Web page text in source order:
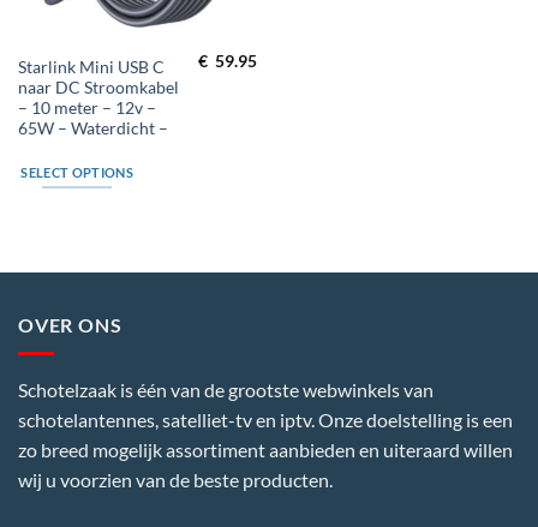
Starlink Mini USB C
naar DC Stroomkabel
– 10 meter – 12v –
65W – Waterdicht –
€ 59.95
SELECT OPTIONS
OVER ONS
Schotelzaak is één van de grootste webwinkels van
schotelantennes, satelliet-tv en iptv. Onze doelstelling is een
zo breed mogelijk assortiment aanbieden en uiteraard willen
wij u voorzien van de beste producten.